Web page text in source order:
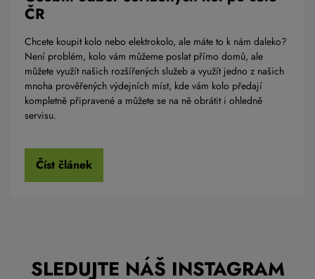
ČR
Chcete koupit kolo nebo elektrokolo, ale máte to k nám daleko?
Není problém, kolo vám můžeme poslat přímo domů, ale
můžete využít našich rozšířených služeb a využít jedno z našich
mnoha prověřených výdejních míst, kde vám kolo předají
kompletně připravené a můžete se na ně obrátit i ohledně
servisu.
Číst článek
SLEDUJTE NÁŠ INSTAGRAM